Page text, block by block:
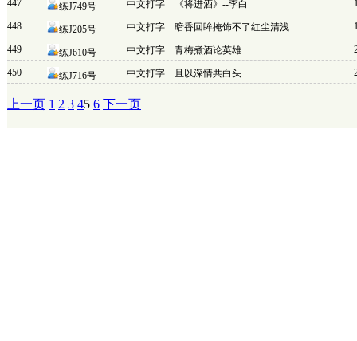
447 练J749号 中文打字 《将进酒》--李白
448 练J205号 中文打字 暗香回眸掩饰不了红尘清浅
449 练J610号 中文打字 青梅煮酒论英雄
450 练J716号 中文打字 且以深情共白头
上一页 1 2 3 45 6 下一页